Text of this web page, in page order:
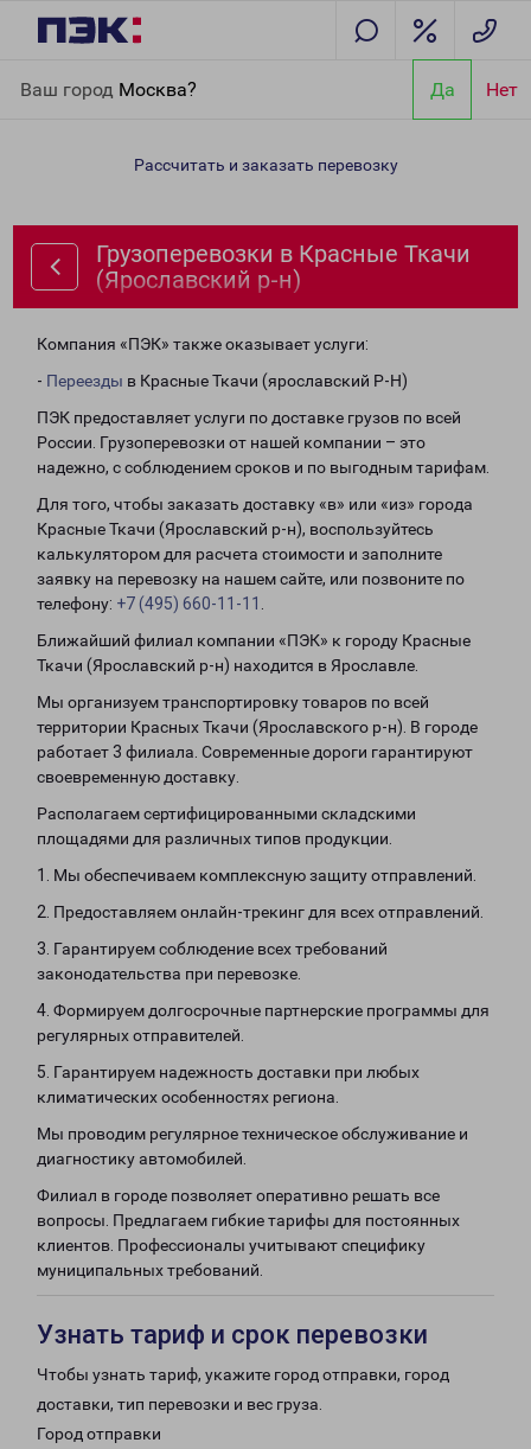
Ваш город Москва? Да Нет
(Ярославский р-н)
Рассчитать и заказать перевозку
Грузоперевозки в Красные Ткачи
(Ярославский р-н)
Компания «ПЭК» также оказывает услуги:
- Переезды в Красные Ткачи (ярославский Р-Н)
ПЭК предоставляет услуги по доставке грузов по всей
России. Грузоперевозки от нашей компании – это
надежно, с соблюдением сроков и по выгодным тарифам.
Для того, чтобы заказать доставку «в» или «из» города
Красные Ткачи (Ярославский р-н), воспользуйтесь
калькулятором для расчета стоимости и заполните
заявку на перевозку на нашем сайте, или позвоните по
телефону: +7 (495) 660-11-11
Ближайший филиал компании «ПЭК» к городу Красные
Ткачи (Ярославский р-н) находится в Ярославле.
Мы организуем транспортировку товаров по всей
территории Красных Ткачи (Ярославского р-н). В городе
работает 3 филиала. Современные дороги гарантируют
своевременную доставку.
Располагаем сертифицированными складскими
площадями для различных типов продукции.
1. Мы обеспечиваем комплексную защиту отправлений.
2. Предоставляем онлайн-трекинг для всех отправлений.
3. Гарантируем соблюдение всех требований
законодательства при перевозке.
4. Формируем долгосрочные партнерские программы для
регулярных отправителей.
5. Гарантируем надежность доставки при любых
климатических особенностях региона.
Мы проводим регулярное техническое обслуживание и
диагностику автомобилей.
Филиал в городе позволяет оперативно решать все
вопросы. Предлагаем гибкие тарифы для постоянных
клиентов. Профессионалы учитывают специфику
муниципальных требований.
Узнать тариф и срок перевозки
Чтобы узнать тариф, укажите город отправки, город
доставки, тип перевозки и вес груза.
Город отправки